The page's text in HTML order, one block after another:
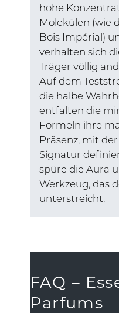
hohe
Molekülen (wie
Bois Impérial)
verhalten sich
Träger völlig
Auf dem
die halbe
entfalten die
Formeln ihre
Präsenz, mit
Signatur
spüre die Aura
Werkzeug, das
unterstreicht.
FAQ –
Parfums